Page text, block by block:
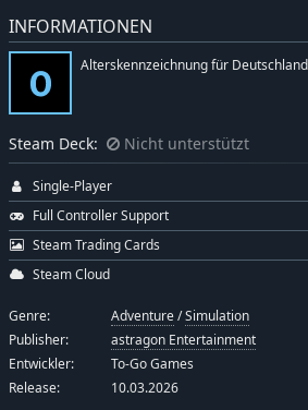
INFORMATIONEN
Alterskennzeichnung für Deutschland
Steam Deck: Nicht unterstützt
Single-Player
Full Controller Support
Steam Trading Cards
Steam Cloud
Genre: Adventure/Simulation
Publisher:
astragon Entertainment
Entwickler:
To-Go Games
Release:
10.03.2026